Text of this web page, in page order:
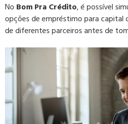
No Bom Pra Crédito, é possível
opções de empréstimo para capital
de diferentes parceiros antes de